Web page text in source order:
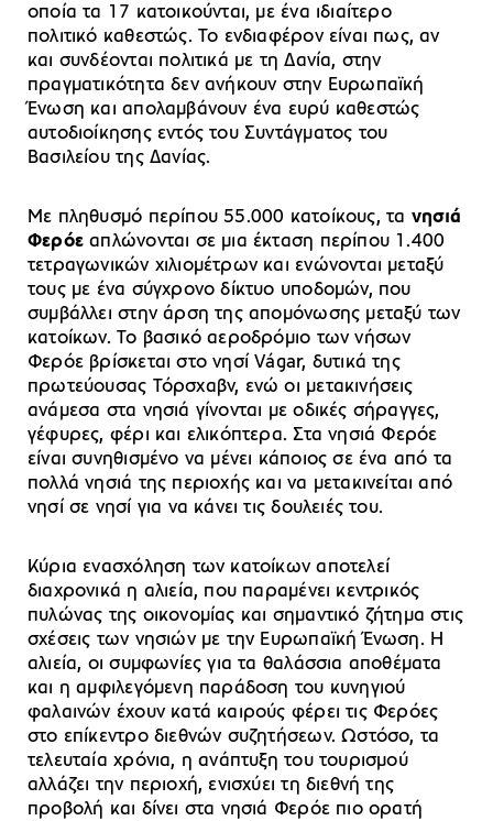
οποία τα 17 κατοικούνται, με ένα ιδιαίτερο
πολιτικό καθεστώς. Το ενδιαφέρον είναι πως, αν
και συνδέονται πολιτικά με τη Δανία, στην
πραγματικότητα δεν ανήκουν στην Ευρωπαϊκή
Ένωση και απολαμβάνουν ένα ευρύ καθεστώς
αυτοδιοίκησης εντός του Συντάγματος του
Βασιλείου της Δανίας.
Με πληθυσμό περίπου 55.000 κατοίκους, τα νησιά
Φερόεαπλώνονται σε μια έκταση περίπου 1.400
τετραγωνικών χιλιομέτρων και ενώνονται μεταξύ
τους με ένα σύγχρονο δίκτυο υποδομών, που
συμβάλλει στην άρση της απομόνωσης μεταξύ των
κατοίκων. Το βασικό αεροδρόμιο των νήσων
Φερόε βρίσκεται στο νησί Vágar, δυτικά της
πρωτεύουσας Τόρσχαβν, ενώ οι μετακινήσεις
ανάμεσα στα νησιά γίνονται με οδικές σήραγγες,
γέφυρες, φέρι και ελικόπτερα. Στα νησιά Φερόε
είναι συνηθισμένο να μένει κάποιος σε ένα από τα
πολλά νησιά της περιοχής και να μετακινείται από
νησί σε νησί για να κάνει τις δουλειές του.
Κύρια ενασχόληση των κατοίκων αποτελεί
διαχρονικά η αλιεία, που παραμένει κεντρικός
πυλώνας της οικονομίας και σημαντικό ζήτημα στις
σχέσεις των νησιών με την Ευρωπαϊκή Ένωση. Η
αλιεία, οι συμφωνίες για τα θαλάσσια αποθέματα
και η αμφιλεγόμενη παράδοση του κυνηγιού
φαλαινών έχουν κατά καιρούς φέρει τις Φερόες
στο επίκεντρο διεθνών συζητήσεων. Ωστόσο, τα
τελευταία χρόνια, η ανάπτυξη του τουρισμού
αλλάζει την περιοχή, ενισχύει τη διεθνή της
προβολή και δίνει στα νησιά Φερόε πιο ορατή